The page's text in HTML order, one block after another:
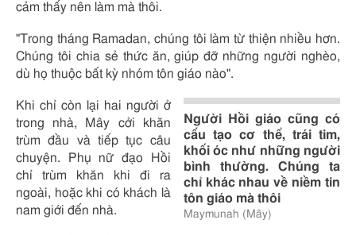
cảm thấy nên làm mà thôi.
"Trong tháng Ramadan, chúng tôi làm từ thiện nhiều hơn.
Chúng tôi chia sẻ thức ăn, giúp đỡ những người nghèo,
dù họ thuộc bất kỳ nhóm tôn giáo nào".
Người Hồi giáo cũng có
cấu tạo cơ thể, trái tim,
khối óc như những người
bình thường. Chúng ta
chỉ khác nhau về niềm tin
tôn giáo mà thôi
Maymunah (Mây)
Khi chỉ còn lại hai người ở
trong nhà, Mây cởi khăn
trùm đầu và tiếp tục câu
chuyện. Phụ nữ đạo Hồi
chỉ trùm khăn khi đi ra
ngoài, hoặc khi có khách là
nam giới đến nhà.